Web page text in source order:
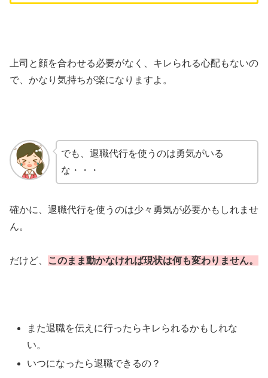
上司と顔を合わせる必要がなく、キレられる心配もないの
で、かなり気持ちが楽になりますよ。
でも、退職代行を使うのは勇気がいる
な・・・
確かに、退職代行を使うのは少々勇気が必要かもしれませ
ん。
だけど、 このまま動かなければ現状は何も変わりません。
また退職を伝えに行ったらキレられるかもしれな
い。
いつになったら退職できるの？